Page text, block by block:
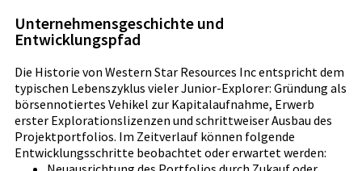
Unternehmensgeschichte und
Entwicklungspfad
Die Historie von Western Star Resources Inc entspricht dem
typischen Lebenszyklus vieler Junior-Explorer: Gründung als
börsennotiertes Vehikel zur Kapitalaufnahme, Erwerb
erster Explorationslizenzen und schrittweiser Ausbau des
Projektportfolios. Im Zeitverlauf können folgende
Entwicklungsschritte beobachtet oder erwartet werden: